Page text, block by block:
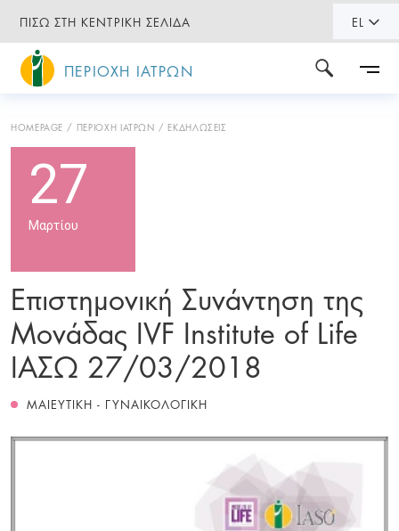
ΠΙΣΩ ΣΤΗ ΚΕΝΤΡΙΚΗ ΣΕΛΙΔΑ EL
ΠΕΡΙΟΧΗ ΙΑΤΡΩΝ
HOMEPAGE ΠΕΡΙΟΧΗ ΙΑΤΡΩΝ ΕΚΔΗΛΩΣΕΙΣ
27
Μαρτίου
Επιστημονική Συνάντηση της
Μονάδας IVF Institute of Life
ΙΑΣΩ 27/03/2018
ΜΑΙΕΥΤΙΚΗ - ΓΥΝΑΙΚΟΛΟΓΙΚΗ